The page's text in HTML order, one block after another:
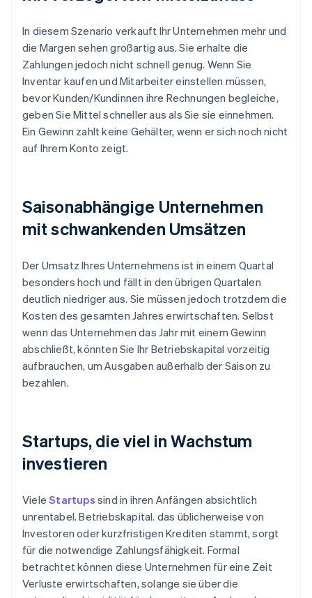
In diesem Szenario verkauft Ihr Unternehmen mehr und
die Margen sehen großartig aus. Sie erhalte die
Zahlungen jedoch nicht schnell genug. Wenn Sie
Inventar kaufen und Mitarbeiter einstellen müssen,
bevor Kunden/Kundinnen ihre Rechnungen begleiche,
geben Sie Mittel schneller aus als Sie sie einnehmen.
Ein Gewinn zahlt keine Gehälter, wenn er sich noch nicht
auf Ihrem Konto zeigt.
Saisonabhängige Unternehmen
mit schwankenden Umsätzen
Der Umsatz Ihres Unternehmens ist in einem Quartal
besonders hoch und fällt in den übrigen Quartalen
deutlich niedriger aus. Sie müssen jedoch trotzdem die
Kosten des gesamten Jahres erwirtschaften. Selbst
wenn das Unternehmen das Jahr mit einem Gewinn
abschließt, könnten Sie Ihr Betriebskapital vorzeitig
aufbrauchen, um Ausgaben außerhalb der Saison zu
bezahlen.
Startups, die viel in Wachstum
investieren
VieleStartups sind in ihren Anfängen absichtlich
unrentabel. Betriebskapital. das üblicherweise von
Investoren oder kurzfristigen Krediten stammt, sorgt
für die notwendige Zahlungsfähigkeit. Formal
betrachtet können diese Unternehmen für eine Zeit
Verluste erwirtschaften, solange sie über die